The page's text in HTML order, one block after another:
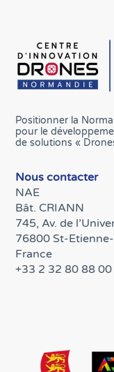
Positionner la
pour le
de solutions «
Nous contacter
NAE
Bât. CRIANN
745, Av. de
76800 St-
France
+33 2 32 80 88 00